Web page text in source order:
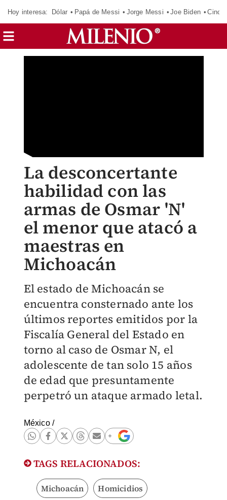
Hoy interesa: Dólar Papá de Messi Jorge Messi Joe Biden
La desconcertante
habilidad con las
armas de Osmar 'N'
el menor que atacó a
maestras en
Michoacán
El estado de Michoacán se
encuentra consternado ante los
últimos reportes emitidos por la
Fiscalía General del Estado en
torno al caso de Osmar N, el
adolescente de tan solo 15 años
de edad que presuntamente
perpetró un ataque armado letal.
México/
TAGS RELACIONADOS:
Michoacán Homicidios